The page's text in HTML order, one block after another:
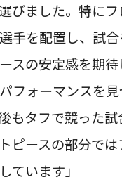
びました。特に
手を配置し、試
スの安定感を期待
フォーマンスを
もタフで競った
ピースの部分で
ています」